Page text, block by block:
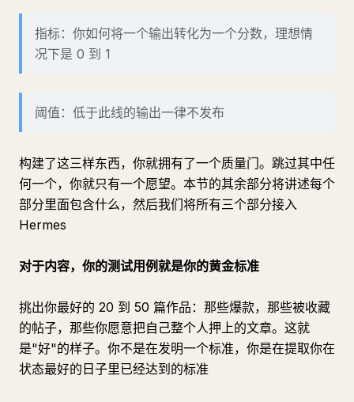
指标：你如何将一个输出转化为一个分数，理想情
况下是 0 到 1
阈值：低于此线的输出一律不发布
构建了这三样东西，你就拥有了一个质量门。跳过其中任
何一个，你就只有一个愿望。本节的其余部分将讲述每个
部分里面包含什么，然后我们将所有三个部分接入
Hermes
对于内容，你的测试用例就是你的黄金标准
挑出你最好的 20 到 50 篇作品：那些爆款，那些被收藏
的帖子，那些你愿意把自己整个人押上的文章。这就
是"好"的样子。你不是在发明一个标准，你是在提取你在
状态最好的日子里已经达到的标准